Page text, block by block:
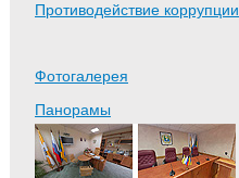
Противодействие коррупции
Фотогалерея
Панорамы